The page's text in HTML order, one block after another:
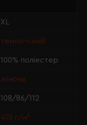
XL
темно-синій
100% поліестер
жіноча
108/86/112
410 г/м²